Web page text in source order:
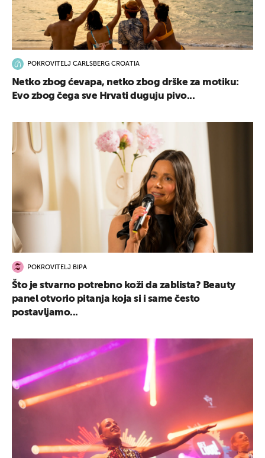
POKROVITELJ CARLSBERG CROATIA
Netko zbog ćevapa, netko zbog drške za motiku:
Evo zbog čega sve Hrvati duguju pivo...
POKROVITELJ BIPA
Što je stvarno potrebno koži da zablista? Beauty
panel otvorio pitanja koja si i same često
postavljamo...